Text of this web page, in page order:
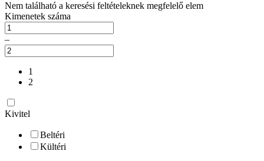
Nem található a keresési feltételeknek megfelelő elem
Kimenetek száma
–
1
2
Kivitel
Beltéri
Kültéri